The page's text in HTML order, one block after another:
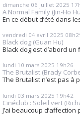
dimanche 06 juillet 2025
A Normal Family (Jin-Ho
En ce début d’été dans
vendredi 04 avril 2025
Black dog (Guan Hu)
Black dog est d’abord un
lundi 10 mars 2025 19h26
The Brutalist (Brady
The Brutalist n’est pas à
lundi 03 mars 2025 19h42
Cinéclub : Soleil vert
J’ai beaucoup